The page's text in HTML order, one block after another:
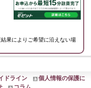
果によりご希望に沿えない場
ドライン
個人情報の保護に